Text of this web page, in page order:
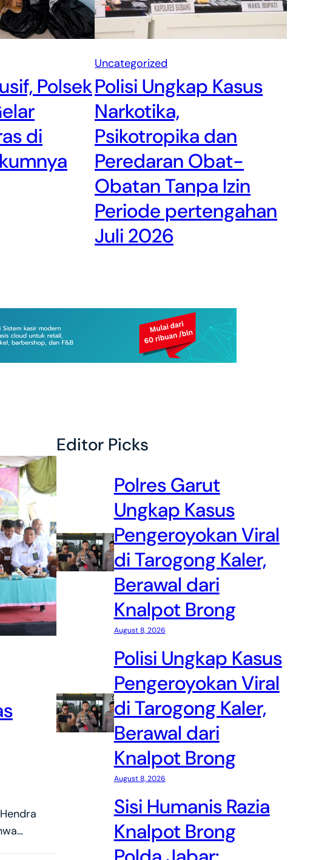
Polsek
di
Uncategorized
Polisi Ungkap Kasus
Narkotika,
Psikotropika dan
Peredaran Obat-
Obatan Tanpa Izin
Periode pertengahan
Juli 2026
Editor Picks
Polres Garut
Ungkap Kasus
Pengeroyokan Viral
di Tarogong Kaler,
Berawal dari
Knalpot Brong
August 8, 2026
Polisi Ungkap Kasus
Pengeroyokan Viral
di Tarogong Kaler,
Berawal dari
Knalpot Brong
August 8, 2026
Sisi Humanis Razia
Knalpot Brong